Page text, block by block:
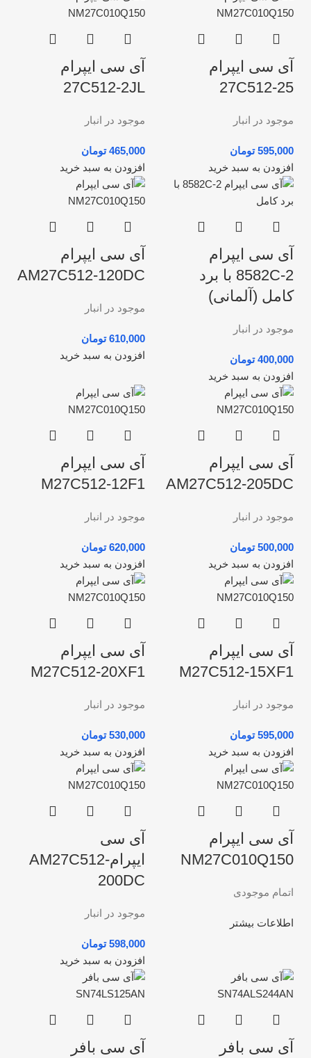
آی سی ایپرام
27C512-25
موجود در انبار
تومان
افزودن به سبد خرید
آی سی ایپرام
27C512-2JL
موجود در انبار
تومان
افزودن به سبد خرید
آی سی ایپرام
8582C-2 با برد
کامل (آلمانی)
موجود در انبار
تومان
افزودن به سبد خرید
آی سی ایپرام
AM27C512-120DC
موجود در انبار
تومان
افزودن به سبد خرید
آی سی ایپرام
AM27C512-205DC
موجود در انبار
تومان
افزودن به سبد خرید
آی سی ایپرام
M27C512-12F1
موجود در انبار
تومان
افزودن به سبد خرید
آی سی ایپرام
M27C512-15XF1
موجود در انبار
تومان
افزودن به سبد خرید
آی سی ایپرام
M27C512-20XF1
موجود در انبار
تومان
افزودن به سبد خرید
آی سی ایپرام
NM27C010Q150
اتمام موجودی
اطلاعات بیشتر
آی سی
ایپرامAM27C512-
200DC
موجود در انبار
تومان
افزودن به سبد خرید
آی سی بافر
آی سی بافر